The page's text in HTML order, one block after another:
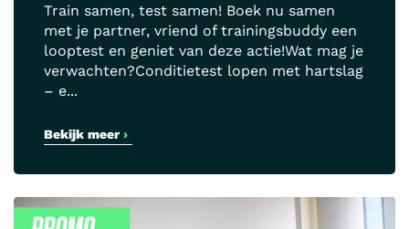
Train samen, test samen! Boek nu samen
met je partner, vriend of trainingsbuddy een
looptest en geniet van deze actie!Wat mag je
verwachten?Conditietest lopen met hartslag
– e...
Bekijk meer ›